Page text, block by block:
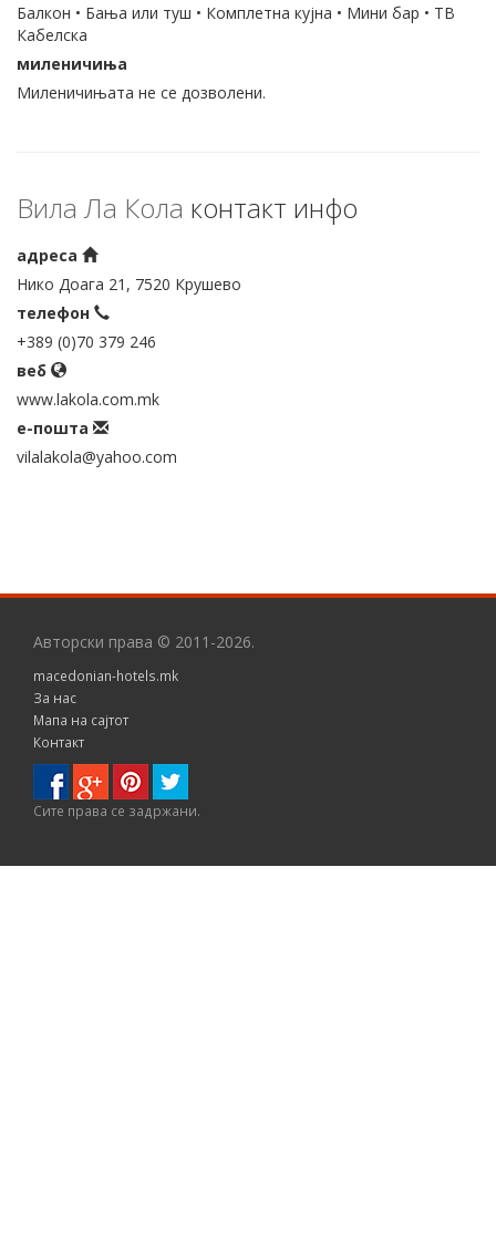
Балкон • Бања или туш • Комплетна кујна • Мини бар • ТВ
Кабелска
миленичиња
Миленичињата не се дозволени.
Вила Ла Кола контакт инфо
адреса
Нико Доага 21, 7520 Крушево
телефон
+389 (0)70 379 246
веб
www.lakola.com.mk
е-пошта
vilalakola@yahoo.com
Авторски права © 2011-2026.
macedonian-hotels.mk
За нас
Мапа на сајтот
Контакт
Сите правa се задржани.